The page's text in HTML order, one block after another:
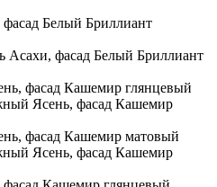
Асахи, фасад Белый Бриллиант
Ясень, фасад Кашемир
Ясень, фасад Кашемир